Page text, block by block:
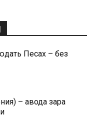
Песах – без
– авода зара